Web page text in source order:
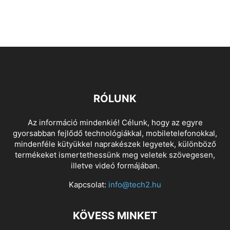
RÓLUNK
Az információ mindenkié! Célunk, hogy az egyre
gyorsabban fejlődő technológiákkal, mobiletelefonokkal,
mindenféle kütyükkel naprakészek legyetek, különböző
termékeket ismertethessünk meg veletek szövegesen,
illetve videó formájában.
Kapcsolat: info@tech2.hu
KÖVESS MINKET